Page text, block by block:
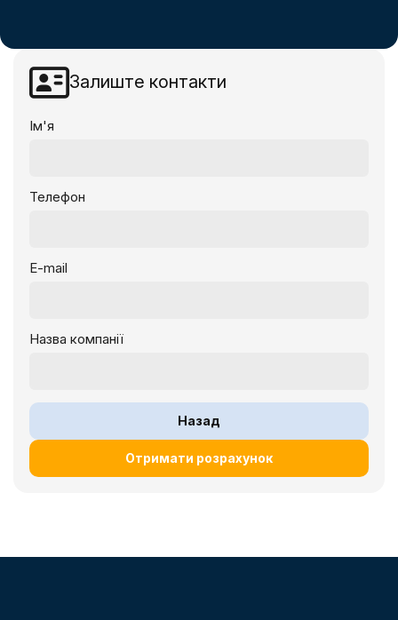
Залиште контакти
Ім'я
Телефон
E-mail
Назва компанії
Назад
Отримати розрахунок